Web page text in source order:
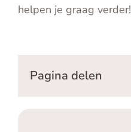
helpen je graag verder!
Pagina delen